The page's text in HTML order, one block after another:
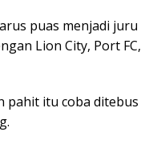
puas menjadi juru
Lion City, Port FC,
pahit itu coba ditebus